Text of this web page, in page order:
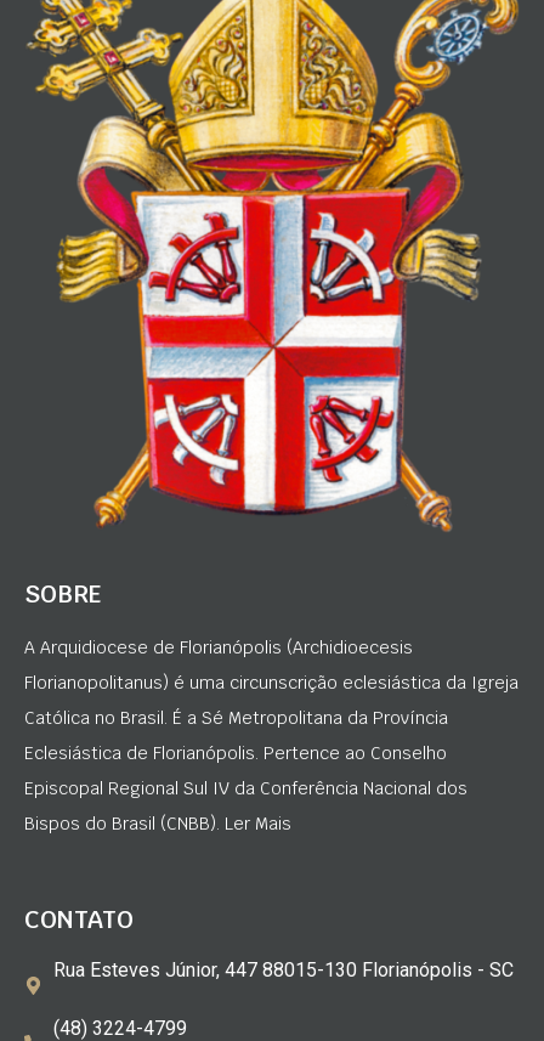
SOBRE
A Arquidiocese de Florianópolis (Archidioecesis
Florianopolitanus) é uma circunscrição eclesiástica da Igreja
Católica no Brasil. É a Sé Metropolitana da Província
Eclesiástica de Florianópolis. Pertence ao Conselho
Episcopal Regional Sul IV da Conferência Nacional dos
Bispos do Brasil (CNBB). Ler Mais
CONTATO
Rua Esteves Júnior, 447 88015-130 Florianópolis - SC
(48) 3224-4799